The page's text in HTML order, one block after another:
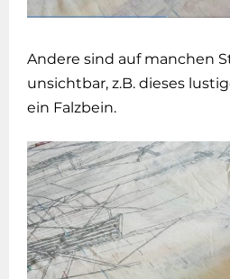
Andere sind auf manchen
unsichtbar, z.B. dieses
ein Falzbein.